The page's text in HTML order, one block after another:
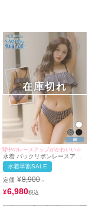
背中のレースアップがかわいい☆
水着 バックリボンレースアッ
プモノキニフレアチェック水着
水着早割SALE
定価 ¥8,900→
¥6,980
在庫切れ